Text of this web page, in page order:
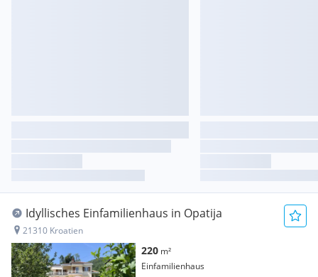
Idyllisches Einfamilienhaus in Opatija
21310 Kroatien
220 m²
Einfamilienhaus